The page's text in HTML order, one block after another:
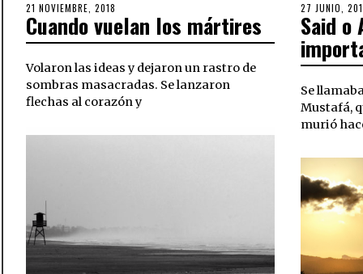
POSTED
ON
21 NOVIEMBRE, 2018
NOVIEMBRE,
2018
Cuando vuelan los mártires
Volaron las ideas y dejaron un rastro de
sombras masacradas. Se lanzaron
flechas al corazón y
POSTED
ON
27 JUNIO,
Said o
Se
Mustafá,
murió